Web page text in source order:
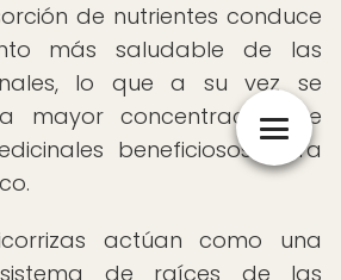
de nutrientes conduce
más saludable de las
lo que a su vez se
mayor concentración de
beneficiosos para
actúan como una
de raíces de las